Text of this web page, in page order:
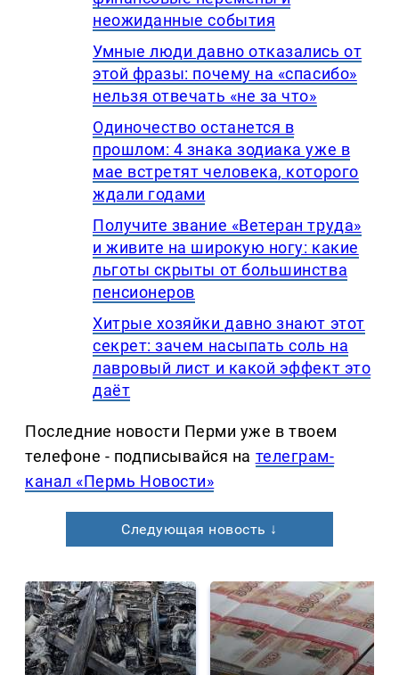
неожиданные события
Умные люди давно отказались от
этой фразы: почему на «спасибо»
нельзя отвечать «не за что»
Одиночество останется в
прошлом: 4 знака зодиака уже в
мае встретят человека, которого
ждали годами
Получите звание «Ветеран труда»
и живите на широкую ногу: какие
льготы скрыты от большинства
пенсионеров
Хитрые хозяйки давно знают этот
секрет: зачем насыпать соль на
лавровый лист и какой эффект это
даёт
Последние новости Перми уже в твоем
телефоне - подписывайся на телеграм-
канал «Пермь Новости»
Следующая новость ↓